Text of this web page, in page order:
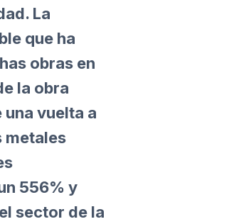
La
que ha
obras en
la obra
una vuelta a
metales
556% y
sector de la